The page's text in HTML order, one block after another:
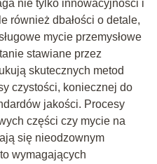
nie tylko innowacyjności i
również dbałości o detale,
mycie przemysłowe
stawiane przez
skutecznych metod
czystości, koniecznej do
jakości. Procesy
części czy mycie na
się nieodzownym
wymagających